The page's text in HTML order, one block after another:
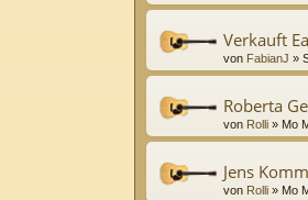
Verkauft
von FabianJ »
Roberta
von Rolli » Mo
Jens
von Rolli » Mo